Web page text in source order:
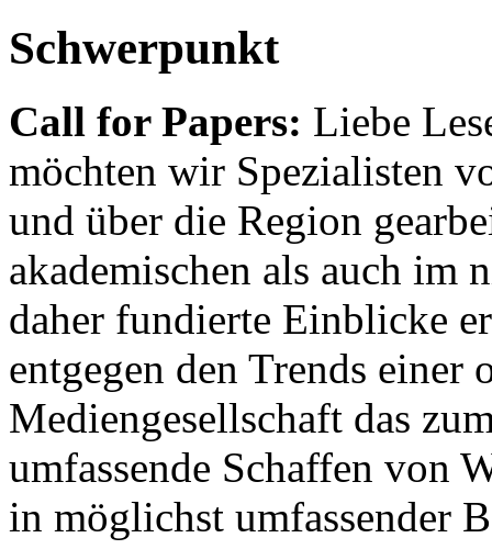
Schwerpunkt
Call for Papers: Liebe
möchten wir Spezialisten
und über die Region
akademischen als auch im
daher fundierte Einblicke
entgegen den Trends einer
Mediengesellschaft das
umfassende Schaffen von
in möglichst umfassender